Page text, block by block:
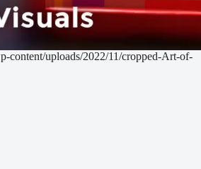
content/uploads/2022/11/cropped-Art-of-